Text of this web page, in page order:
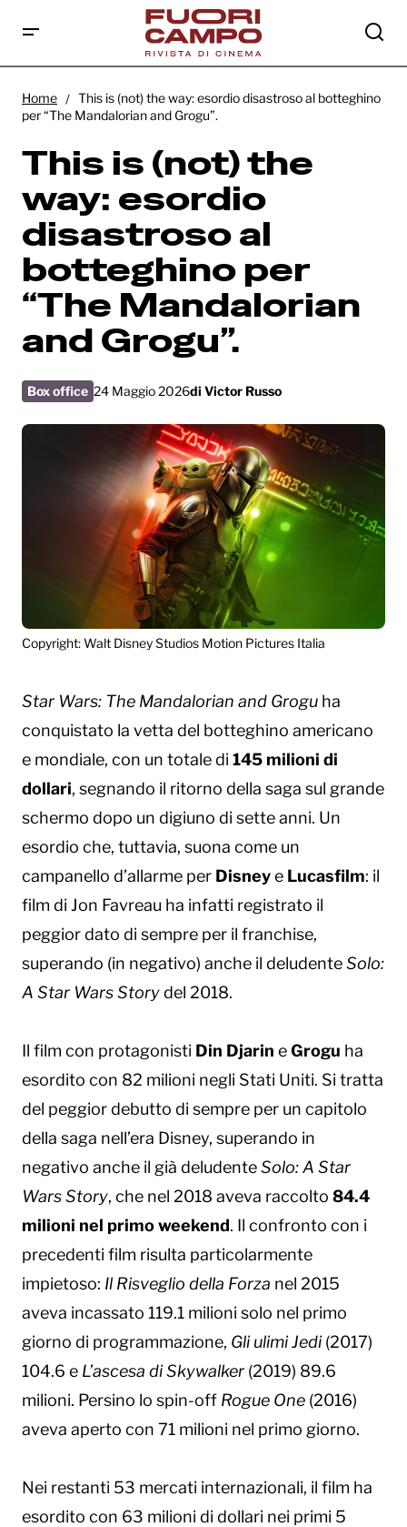
botteghino per “The Mandalorian and
Grogu”.
Home
This is (not) the way: esordio disastroso al botteghino
per “The Mandalorian and Grogu”.
This is (not) the
way: esordio
disastroso al
botteghino per
“The Mandalorian
and Grogu”.
Box office 24 Maggio 2026di Victor Russo
Copyright: Walt Disney Studios Motion Pictures Italia
Star Wars: The Mandalorian and Grogu ha
conquistato la vetta del botteghino americano
e mondiale, con un totale di 145 milioni di
dollari, segnando il ritorno della saga sul grande
schermo dopo un digiuno di sette anni. Un
esordio che, tuttavia, suona come un
campanello d’allarme per Disneye Lucasfilm: il
film di Jon Favreau ha infatti registrato il
peggior dato di sempre per il franchise,
superando (in negativo) anche il deludenteSolo:
A Star Wars Storydel 2018.
Il film con protagonisti Din Djarin eGrogu ha
esordito con 82 milioni negli Stati Uniti. Si tratta
del peggior debutto di sempre per un capitolo
della saga nell’era Disney, superando in
negativo anche il già deludenteSolo: A Star
Wars Story, che nel 2018 aveva raccolto 84.4
milioni nel primo weekend. Il confronto con i
precedenti film risulta particolarmente
impietoso: Il Risveglio della Forza nel 2015
aveva incassato 119.1 milioni solo nel primo
giorno di programmazione, Gli ulimi Jedi (2017)
104.6 e L’ascesa di Skywalker (2019) 89.6
milioni. Persino lo spin-off Rogue One (2016)
aveva aperto con 71 milioni nel primo giorno.
Nei restanti 53 mercati internazionali, il film ha
esordito con 63 milioni di dollari nei primi 5